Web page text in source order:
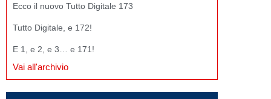
Ecco il nuovo Tutto Digitale 173
Tutto Digitale, e 172!
E 1, e 2, e 3… e 171!
Vai all'archivio